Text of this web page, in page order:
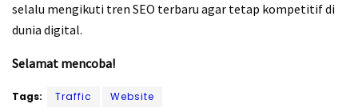
selalu mengikuti tren SEO terbaru agar tetap kompetitif di
dunia digital.
Selamat mencoba!
Tags: Traffic Website